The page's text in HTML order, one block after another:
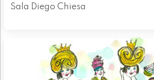
Sala Diego Chiesa